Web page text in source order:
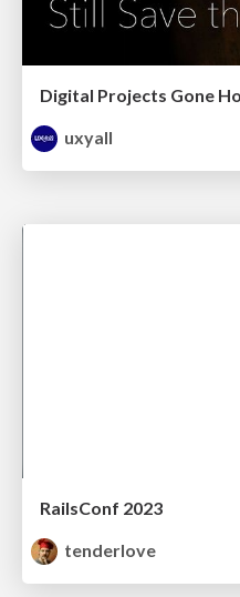
uxyall
RailsConf 2023
tenderlove